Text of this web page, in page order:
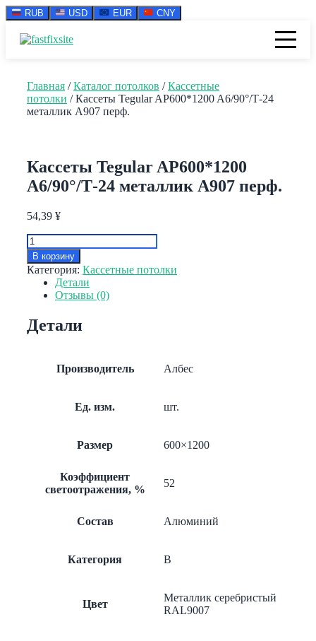
RUB USD EUR CNY
Главная /Каталог потолков /Кассетные
потолки / Кассеты Tegular AP600*1200 A6/90°/Т-24
металлик А907 перф.
Кассеты Tegular AP600*1200
A6/90°/Т-24 металлик А907 перф.
54,39 ¥
Количество
товара
Кассеты
Tegular
AP600*1200
A6/90°/
металлик
В корзину
Категория: Кассетные потолки
Детали
Отзывы (0)
Детали
Производитель Албес
Ед. изм. шт.
Размер 600×1200
Коэффициент
светоотражения, %
52
Состав Алюминий
Категория B
Цвет
Металлик серебристый
RAL9007